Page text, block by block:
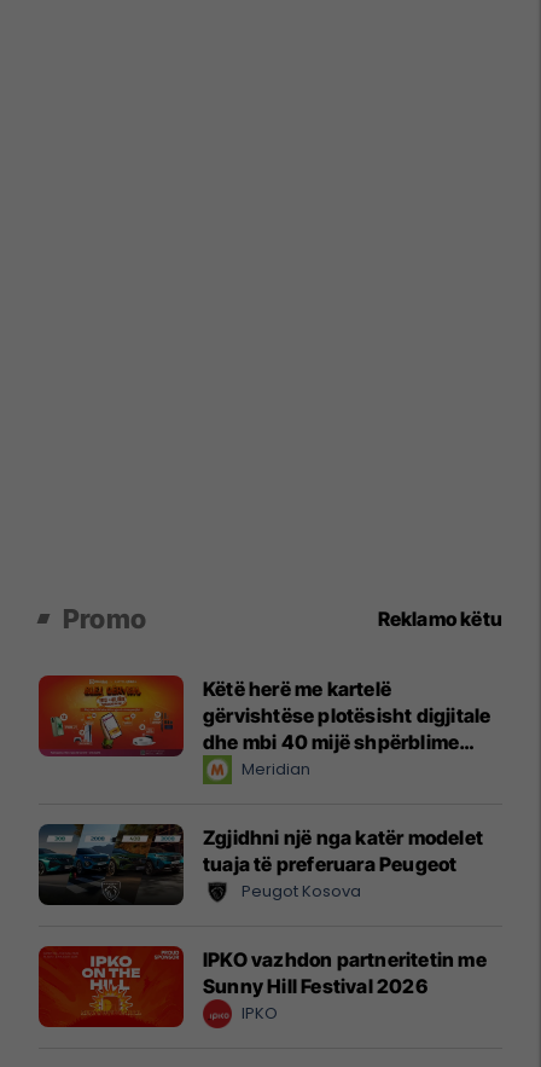
Promo Reklamo këtu
Këtë herë me kartelë
gërvishtëse plotësisht digjitale
dhe mbi 40 mijë shpërblime
instant!Meridian
Zgjidhni një nga katër modelet
tuaja të preferuara Peugeot
Peugot Kosova
IPKO vazhdon partneritetin me
Sunny Hill Festival 2026
IPKO